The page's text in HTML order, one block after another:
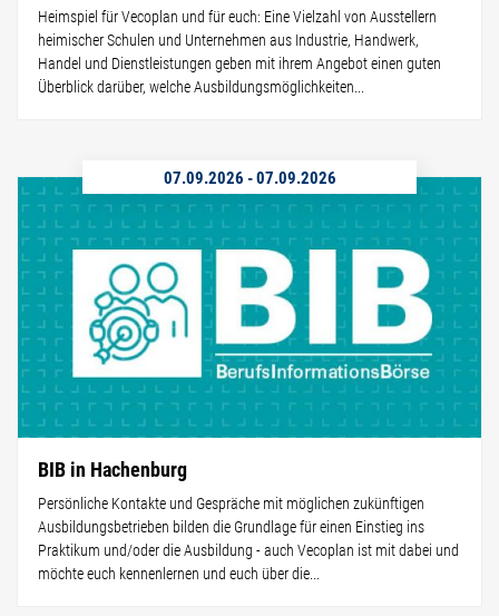
Heimspiel für Vecoplan und für euch: Eine Vielzahl von Ausstellern
heimischer Schulen und Unternehmen aus Industrie, Handwerk,
Handel und Dienstleistungen geben mit ihrem Angebot einen guten
Überblick darüber, welche Ausbildungsmöglichkeiten...
07.09.2026 -07.09.2026
BIB in Hachenburg
Persönliche Kontakte und Gespräche mit möglichen zukünftigen
Ausbildungsbetrieben bilden die Grundlage für einen Einstieg ins
Praktikum und/oder die Ausbildung - auch Vecoplan ist mit dabei und
möchte euch kennenlernen und euch über die...